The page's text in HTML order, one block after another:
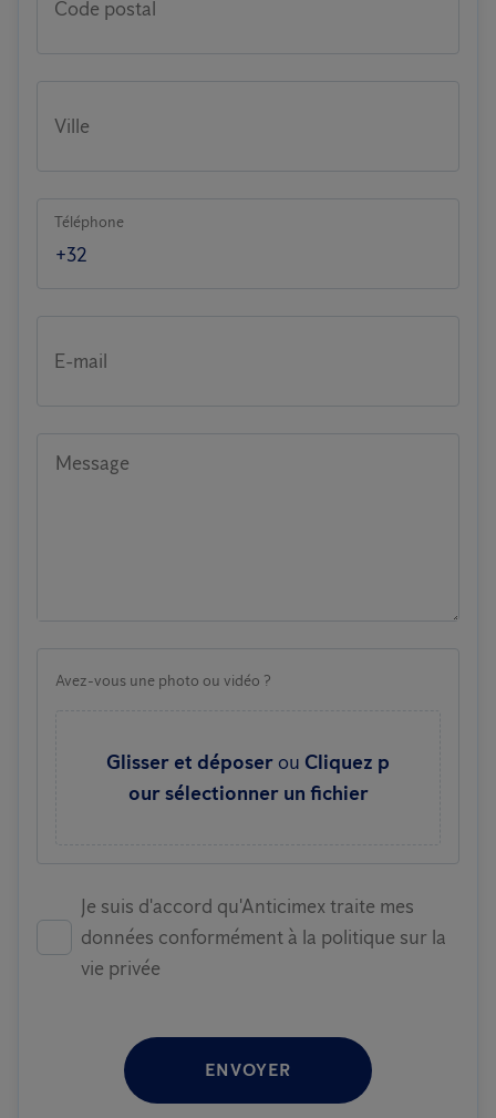
Code postal
Ville
Téléphone
E-mail
Message
Avez-vous une photo ou vidéo ?
Glisser et déposerou Cliquez p
our sélectionner un fichier
Je suis d'accord qu'Anticimex traite mes
données conformément à la politique sur la
vie privée
ENVOYER